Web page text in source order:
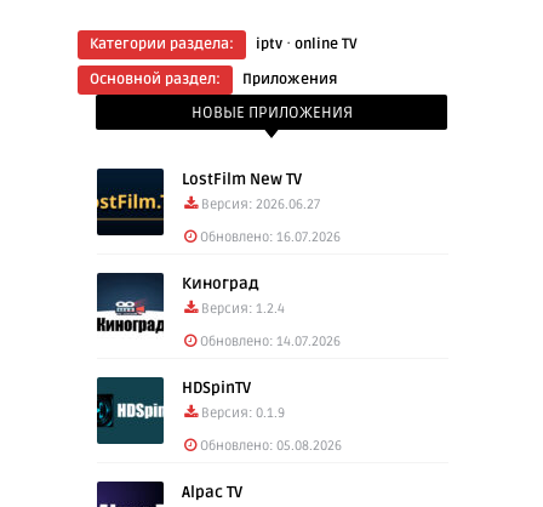
Скачать: IPTV# 3.15 armeabi-v7a (29.40 Mb)
Скачать: IPTV# 3.15 arm64-v8a (29.70 Mb)
Категории раздела: iptv · online TV
Основной раздел:
Приложения
НОВЫЕ ПРИЛОЖЕНИЯ
LostFilm New TV
Версия: 2026.06.27
Обновлено: 16.07.2026
Киноград
Версия: 1.2.4
Обновлено: 14.07.2026
HDSpinTV
Версия: 0.1.9
Обновлено: 05.08.2026
Alpac TV